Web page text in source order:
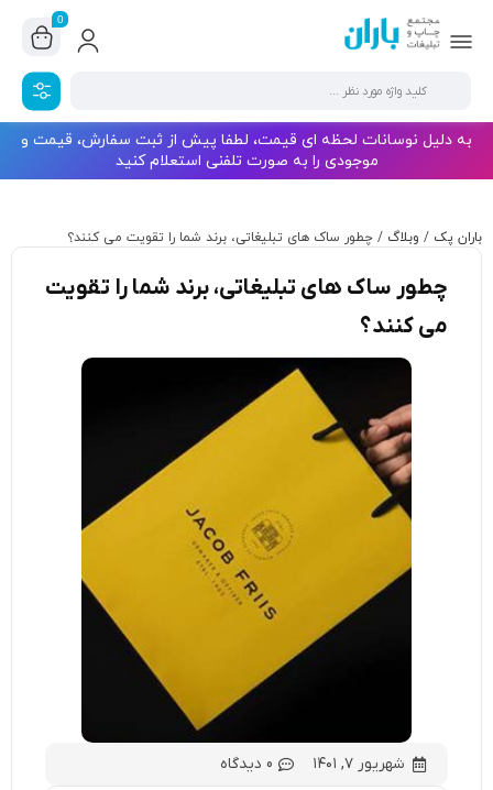
0
به دلیل نوسانات لحظه ای قیمت، لطفا پیش از ثبت سفارش، قیمت و
موجودی را به صورت تلفنی استعلام کنید
باران پک / وبلاگ / چطور ساک های تبلیغاتی، برند شما را تقویت می کنند؟
چطور ساک های تبلیغاتی، برند شما را تقویت
می کنند؟
شهریور ۷, ۱۴۰۱ 0 دیدگاه